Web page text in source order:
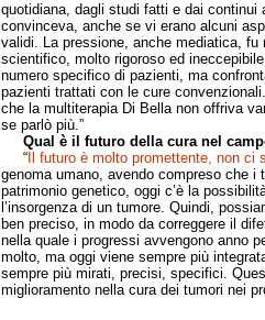
quotidiana, dagli studi fatti e dai continui
convinceva, anche se vi erano alcuni
validi. La pressione, anche mediatica,
scientifico, molto rigoroso ed
numero specifico di pazienti, ma
pazienti trattati con le cure
che la multiterapia Di Bella non offriva
se parlò più.”
Qual è il futuro della cura nel
“Il futuro è molto promettente, non ci
genoma umano, avendo compreso che i
patrimonio genetico, oggi c’è la
l’insorgenza di un tumore. Quindi,
ben preciso, in modo da correggere il
nella quale i progressi avvengono anno
molto, ma oggi viene sempre più
sempre più mirati, precisi, specifici.
miglioramento nella cura dei tumori nei